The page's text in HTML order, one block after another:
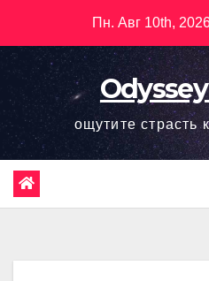
содержимому
Пн. Авг 10th,
ощутите страсть